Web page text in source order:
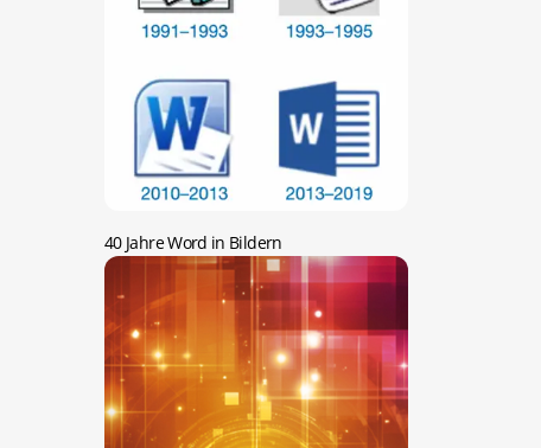
40 Jahre Word in Bildern